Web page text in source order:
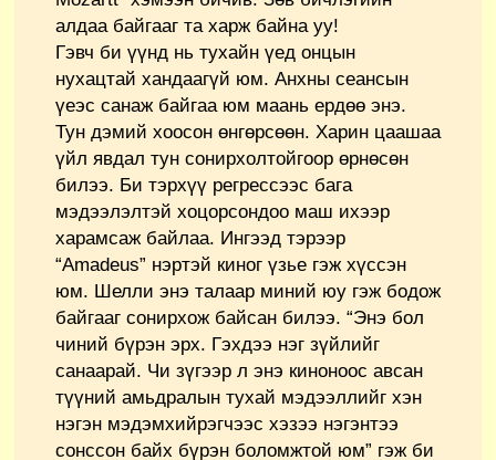
алдаа байгааг та харж байна уу!
Гэвч би үүнд нь тухайн үед онцын
нухацтай хандаагүй юм. Анхны сеансын
үеэс санаж байгаа юм маань ердөө энэ.
Тун дэмий хоосон өнгөрсөөн. Харин цаашаа
үйл явдал тун сонирхолтойгоор өрнөсөн
билээ. Би тэрхүү регрессээс бага
мэдээлэлтэй хоцорсондоо маш ихээр
харамсаж байлаа. Ингээд тэрээр
“Amadeus” нэртэй киног үзье гэж хүссэн
юм. Шелли энэ талаар миний юу гэж бодож
байгааг сонирхож байсан билээ. “Энэ бол
чиний бүрэн эрх. Гэхдээ нэг зүйлийг
санаарай. Чи зүгээр л энэ киноноос авсан
түүний амьдралын тухай мэдээллийг хэн
нэгэн мэдэмхийрэгчээс хэзээ нэгэнтээ
сонссон байх бүрэн боломжтой юм” гэж би